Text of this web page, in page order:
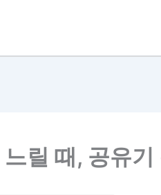
릴 때, 공유